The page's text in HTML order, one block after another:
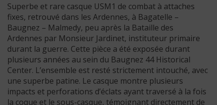
Superbe et rare casque USM1 de combat à attaches
fixes, retrouvé dans les Ardennes, à Bagatelle –
Baugnez – Malmedy, peu après la Bataille des
Ardennes par Monsieur Jardinet, instituteur primaire
durant la guerre. Cette pièce a été exposée durant
plusieurs années au sein du Baugnez 44 Historical
Center. L’ensemble est resté strictement intouché, avec
une superbe patine. Le casque montre plusieurs
impacts et perforations d’éclats ayant traversé à la fois
la coque et le sous-casque, témoignant directement de